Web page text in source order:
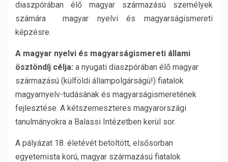
diaszpórában élő magyar származású személyek
számára magyar nyelvi és magyarságismereti
képzésre.
A magyar nyelvi és magyarságismereti állami
ösztöndíj célja: a nyugati diaszpórában élő magyar
származású (külföldi állampolgárságú!) fiatalok
magyarnyelv-tudásának és magyarságismeretének
fejlesztése. A kétszemeszteres magyarországi
tanulmányokra a Balassi Intézetben kerül sor.
A pályázat 18. életévét betöltött, elsősorban
egyetemista korú, magyar származású fiatalok